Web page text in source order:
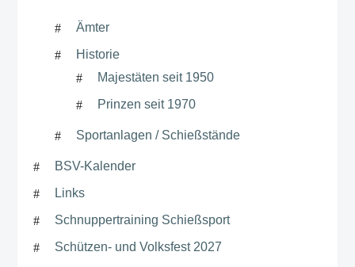
Ämter
Historie
Majestäten seit 1950
Prinzen seit 1970
Sportanlagen / Schießstände
BSV-Kalender
Links
Schnuppertraining Schießsport
Schützen- und Volksfest 2027